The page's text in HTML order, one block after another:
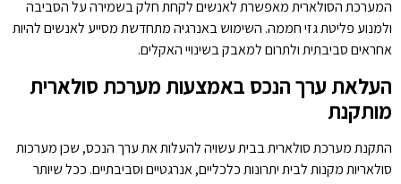
המערכת הסולארית מאפשרת לאנשים לקחת חלק בשמירה על הסביבה
ולמנוע פליטת גזי חממה. השימוש באנרגיה מתחדשת מסייע לאנשים להיות
אחראים סביבתית ולתרום למאבק בשינויי האקלים.
העלאת ערך הנכס באמצעות מערכת סולארית
מותקנת
התקנת מערכת סולארית בבית עשויה להעלות את ערך הנכס, שכן מערכות
סולאריות מקנות לבית יתרונות כלכליים, אנרגטיים וסביבתיים. ככל שיותר